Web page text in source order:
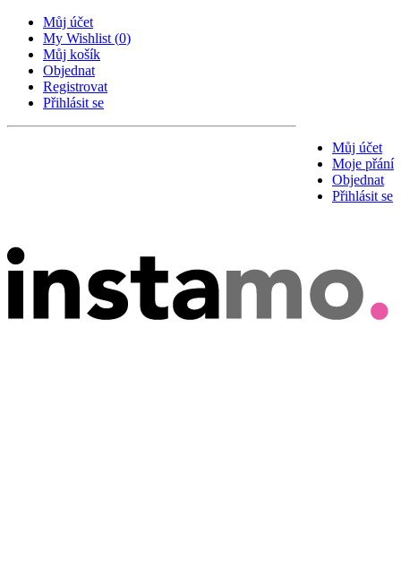
Můj účet
My Wishlist (0)
Můj košík
Objednat
Registrovat
Přihlásit se
Můj účet
Moje přání
Objednat
Přihlásit se